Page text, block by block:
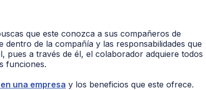
que este conozca a sus compañeros de
de la compañía y las responsabilidades que
pues a través de él, el colaborador adquiere todos
funciones.
una empresa y los beneficios que este ofrece.